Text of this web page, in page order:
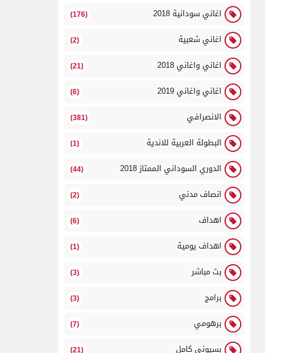
اغاني سودانية 2018 (176)
اغاني شعبية (2)
اغاني واغاني 2018 (21)
اغاني واغاني 2019 (6)
الانصرافي (381)
البطولة العربية للاندية (1)
الدوري السوداني الممتاز 2018 (44)
انصاف مدني (2)
اهداف (6)
اهداف يومية (1)
بث مباشر (3)
برامج (3)
برهومي (7)
بسيوني كامل (21)